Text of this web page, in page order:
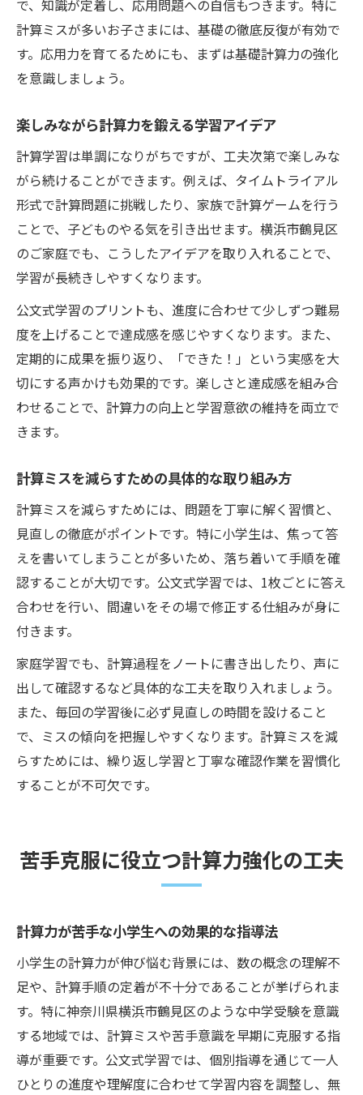
で、知識が定着し、応用問題への自信もつきます。特に
計算ミスが多いお子さまには、基礎の徹底反復が有効で
す。応用力を育てるためにも、まずは基礎計算力の強化
を意識しましょう。
楽しみながら計算力を鍛える学習アイデア
計算学習は単調になりがちですが、工夫次第で楽しみな
がら続けることができます。例えば、タイムトライアル
形式で計算問題に挑戦したり、家族で計算ゲームを行う
ことで、子どものやる気を引き出せます。横浜市鶴見区
のご家庭でも、こうしたアイデアを取り入れることで、
学習が長続きしやすくなります。
公文式学習のプリントも、進度に合わせて少しずつ難易
度を上げることで達成感を感じやすくなります。また、
定期的に成果を振り返り、「できた！」という実感を大
切にする声かけも効果的です。楽しさと達成感を組み合
わせることで、計算力の向上と学習意欲の維持を両立で
きます。
計算ミスを減らすための具体的な取り組み方
計算ミスを減らすためには、問題を丁寧に解く習慣と、
見直しの徹底がポイントです。特に小学生は、焦って答
えを書いてしまうことが多いため、落ち着いて手順を確
認することが大切です。公文式学習では、1枚ごとに答え
合わせを行い、間違いをその場で修正する仕組みが身に
付きます。
家庭学習でも、計算過程をノートに書き出したり、声に
出して確認するなど具体的な工夫を取り入れましょう。
また、毎回の学習後に必ず見直しの時間を設けること
で、ミスの傾向を把握しやすくなります。計算ミスを減
らすためには、繰り返し学習と丁寧な確認作業を習慣化
することが不可欠です。
苦手克服に役立つ計算力強化の工夫
計算力が苦手な小学生への効果的な指導法
小学生の計算力が伸び悩む背景には、数の概念の理解不
足や、計算手順の定着が不十分であることが挙げられま
す。特に神奈川県横浜市鶴見区のような中学受験を意識
する地域では、計算ミスや苦手意識を早期に克服する指
導が重要です。公文式学習では、個別指導を通じて一人
ひとりの進度や理解度に合わせて学習内容を調整し、無